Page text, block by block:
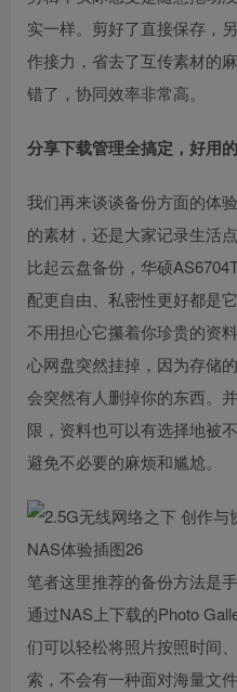
实一样。剪好了直接保存，
作接力，省去了互传素材的
错了，协同效率非常高。
分享下载管理全搞定，好用
我们再来谈谈备份方面的体
的素材，还是大家记录生活
比起云盘备份，华硕
配更自由、私密性更好都是
不用担心它攥着你珍贵的资
心网盘突然挂掉，因为存储
会突然有人删掉你的东西。
限，资料也可以有选择地被
避免不必要的麻烦和尴尬。
笔者这里推荐的备份方法是
通过NAS上下载的Photo
们可以轻松将照片按照时间
索，不会有一种面对海量文